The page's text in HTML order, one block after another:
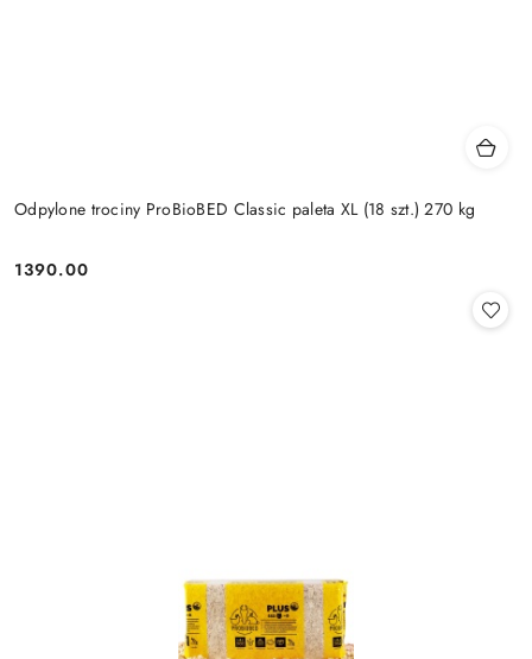
Odpylone trociny ProBioBED Classic paleta XL (18 szt.) 270 kg
Cena:
1390.00